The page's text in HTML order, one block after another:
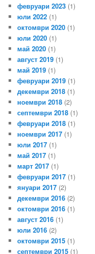
февруари 2023 (1)
юли 2022 (1)
октомври 2020 (1)
юли 2020 (1)
май 2020 (1)
август 2019 (1)
май 2019 (1)
февруари 2019 (1)
декември 2018 (1)
ноември 2018 (2)
септември 2018 (1)
февруари 2018 (1)
ноември 2017 (1)
юли 2017 (1)
май 2017 (1)
март 2017 (1)
февруари 2017 (1)
януари 2017 (2)
декември 2016 (2)
октомври 2016 (1)
август 2016 (1)
юли 2016 (2)
октомври 2015 (1)
септември 2015 (1)